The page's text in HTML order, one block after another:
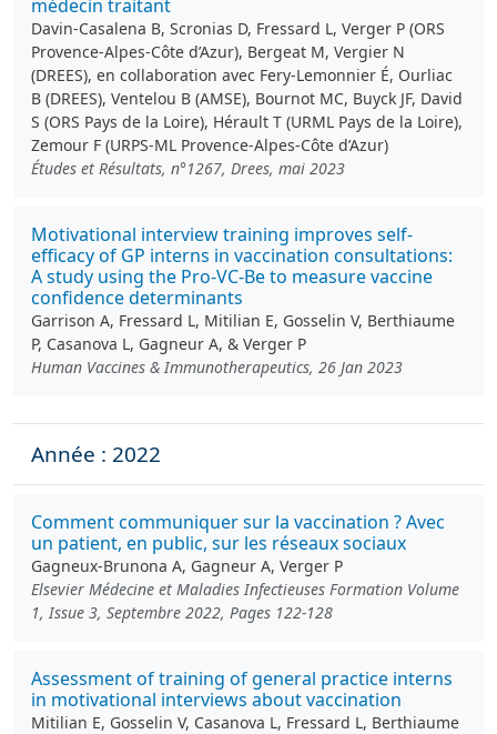
médecin traitant
Davin-Casalena B, Scronias D, Fressard L, Verger P (ORS
Provence-Alpes-Côte d’Azur), Bergeat M, Vergier N
(DREES), en collaboration avec Fery-Lemonnier É, Ourliac
B (DREES), Ventelou B (AMSE), Bournot MC, Buyck JF, David
S (ORS Pays de la Loire), Hérault T (URML Pays de la Loire),
Zemour F (URPS-ML Provence-Alpes-Côte d’Azur)
Études et Résultats, n°1267, Drees, mai 2023
Motivational interview training improves self-
efficacy of GP interns in vaccination consultations:
A study using the Pro-VC-Be to measure vaccine
confidence determinants
Garrison A, Fressard L, Mitilian E, Gosselin V, Berthiaume
P, Casanova L, Gagneur A, & Verger P
Human Vaccines & Immunotherapeutics, 26 Jan 2023
Année : 2022
Comment communiquer sur la vaccination ? Avec
un patient, en public, sur les réseaux sociaux
Gagneux-Brunona A, Gagneur A, Verger P
Elsevier Médecine et Maladies Infectieuses Formation Volume
1, Issue 3, Septembre 2022, Pages 122-128
Assessment of training of general practice interns
in motivational interviews about vaccination
Mitilian E, Gosselin V, Casanova L, Fressard L, Berthiaume